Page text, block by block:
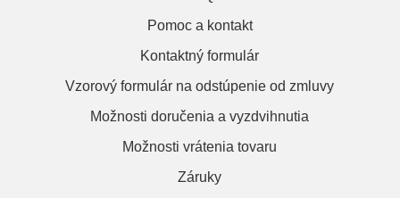
Pomoc a kontakt
Kontaktný formulár
Vzorový formulár na odstúpenie od zmluvy
Možnosti doručenia a vyzdvihnutia
Možnosti vrátenia tovaru
Záruky